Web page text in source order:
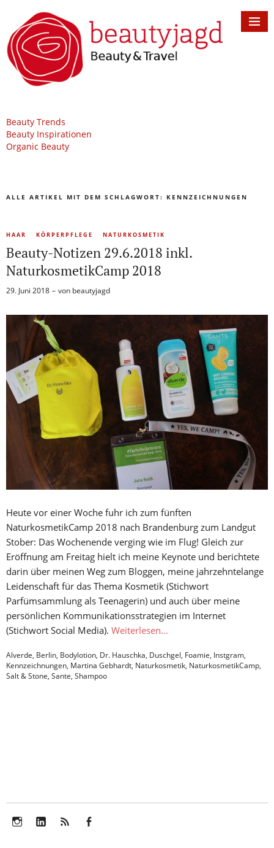
Beauty Trends
Beauty Inspirationen
Organic Beauty
ALLE ARTIKEL MIT DEM SCHLAGWORT: KENNZEICHNUNGEN
HAAR KÖRPERPFLEGE NATURKOSMETIK
Beauty-Notizen 29.6.2018 inkl.
NaturkosmetikCamp 2018
29. Juni 2018 von beautyjagd
Heute vor einer Woche fuhr ich zum fünften
NaturkosmetikCamp 2018 nach Brandenburg zum Landgut
Stober: Das Wochenende verging wie im Flug! Gleich zur
Eröffnung am Freitag hielt ich meine Keynote und berichtete
darin über meinen Weg zum Bloggen, meine jahrzehntelange
Leidenschaft für das Thema Kosmetik (Stichwort
Parfümsammlung als Teenagerin) und auch über meine
persönlichen Kommunikationsstrategien im Internet
(Stichwort Social Media). Weiterlesen…
Alverde, Berlin, Bodylotion, Dr. Hauschka, Duschgel, Foamie, Instgram,
Kennzeichnungen, Martina Gebhardt, Naturkosmetik, NaturkosmetikCamp,
Salt & Stone, Sante, Shampoo